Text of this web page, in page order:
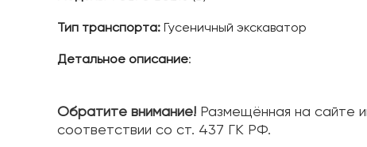
Тип транспорта: Гусеничный экскаватор
Детальное описание:
Обратите внимание! Размещённая на сайте
соответствии со ст. 437 ГК РФ.